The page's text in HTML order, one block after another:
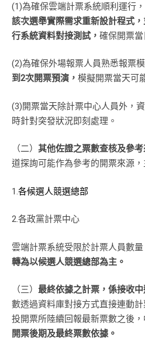
(1)為確保雲端計票系統順利運行，
該次選舉實際需求重新設計程式
行系統資料對接測試， 確保開票當
(2)為確保外場報票人員熟悉報票模
到2次開票預演， 模擬開票當天可
(3)開票當天除計票中心人員外，
時針對突發狀況即刻處理。
（二） 其他佐證之票數查核及參考
道探詢可能作為參考的開票來源
1. 各候選人競選總部
2.各政黨計票中心
雲端計票系統受限於計票人員數量
轉為以候選人競選總部為主。
（三） 最終依據之計票，係接收
數透過資料庫對接方式直接連動
投開票所陸續回報最新票數之後
開票後期及最終票數依據。